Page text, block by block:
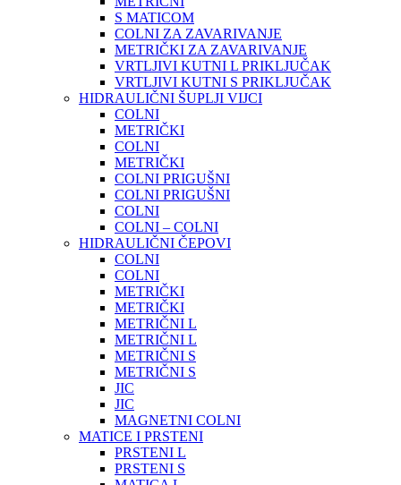
S MATICOM
COLNI ZA ZAVARIVANJE
METRIČKI ZA ZAVARIVANJE
VRTLJIVI KUTNI L PRIKLJUČAK
VRTLJIVI KUTNI S PRIKLJUČAK
HIDRAULIČNI ŠUPLJI VIJCI
COLNI
METRIČKI
COLNI
METRIČKI
COLNI PRIGUŠNI
COLNI PRIGUŠNI
COLNI
COLNI – COLNI
HIDRAULIČNI ČEPOVI
COLNI
COLNI
METRIČKI
METRIČKI
METRIČNI L
METRIČNI L
METRIČNI S
METRIČNI S
JIC
JIC
MAGNETNI COLNI
MATICE I PRSTENI
PRSTENI L
PRSTENI S